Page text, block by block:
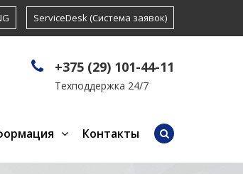
ServiceDesk (Система заявок)
+375 (29) 101-44-11
Техподдержка 24/7
Контакты